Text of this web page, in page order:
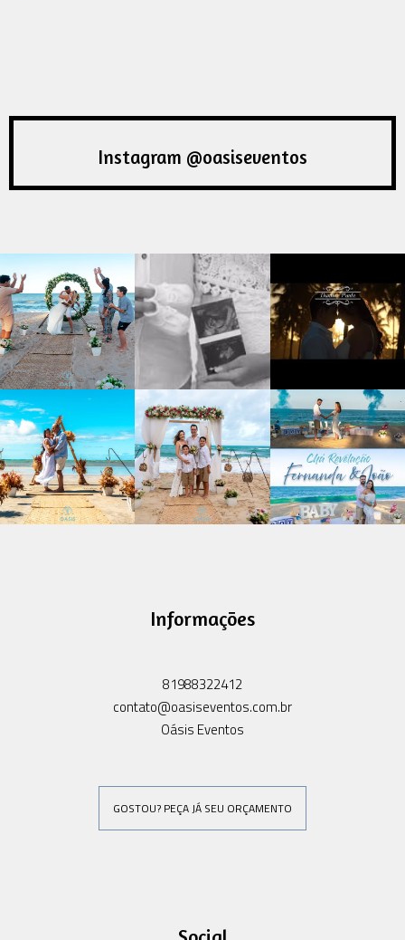
Instagram @oasiseventos
Informações
81988322412
contato@oasiseventos.com.br
Oásis Eventos
GOSTOU? PEÇA JÁ SEU ORÇAMENTO